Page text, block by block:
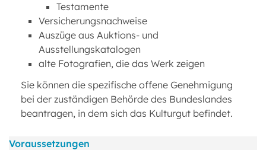
Testamente
Versicherungsnachweise
Auszüge aus Auktions- und
Ausstellungskatalogen
alte Fotografien, die das Werk zeigen
Sie können die spezifische offene Genehmigung
bei der zuständigen Behörde des Bundeslandes
beantragen, in dem sich das Kulturgut befindet.
Voraussetzungen